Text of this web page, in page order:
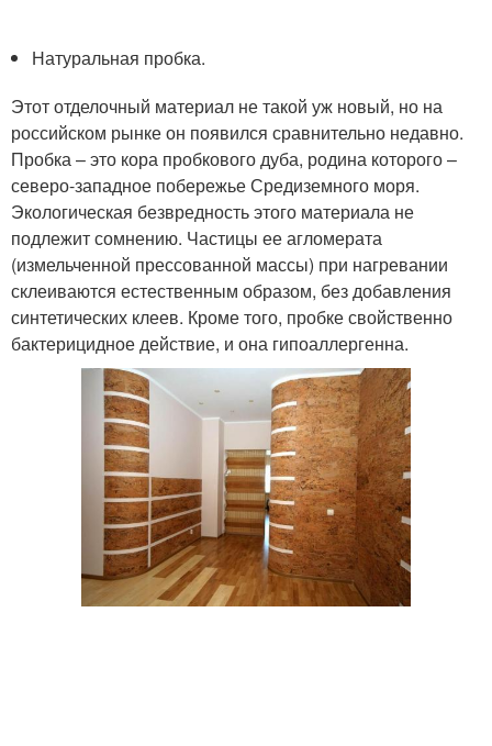
Натуральная пробка.
Этот отделочный материал не такой уж новый, но на
российском рынке он появился сравнительно недавно.
Пробка – это кора пробкового дуба, родина которого –
северо-западное побережье Средиземного моря.
Экологическая безвредность этого материала не
подлежит сомнению. Частицы ее агломерата
(измельченной прессованной массы) при нагревании
склеиваются естественным образом, без добавления
синтетических клеев. Кроме того, пробке свойственно
бактерицидное действие, и она гипоаллергенна.